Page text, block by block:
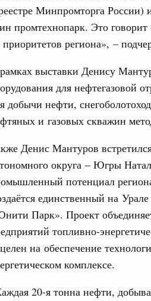
Минпромторга России)
промтехнопарк. Это
приоритетов региона», –
выставки Денису
для нефтегазовой
добычи нефти,
и газовых скважин
Денис Мантуров
округа – Югры
потенциал
единственный на
Парк». Проект
топливно-
на обеспечение
комплексе.
20-я тонна нефти,
и администрирования,
продовольственной
экономический союз.
принял участие во
Жапарова с главами
Евразийского
совета
Вчера
промышленной политики
заседание
Более 130
построено под